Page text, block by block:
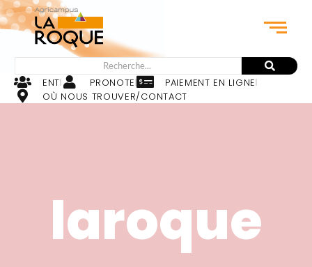
ENT PRONOTE
PAIEMENT EN LIGNE
OÙ NOUS TROUVER/CONTACT
laroque